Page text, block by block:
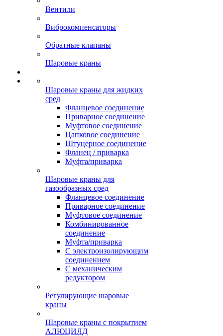
Вентили
Виброкомпенсаторы
Обратные клапаны
Шаровые краны
Шаровые краны для жидких
сред
Фланцевое соединение
Приварное соединение
Муфтовое соединение
Цапковое соединение
Штуцерное соединение
Фланец / приварка
Муфта/приварка
Шаровые краны для
газообразных сред
Фланцевое соединение
Приварное соединение
Муфтовое соединение
Комбинированное
соединение
Муфта/приварка
С электроизолирующим
соединением
С механическим
редуктором
Регулирующие шаровые
краны
Шаровые краны с покрытием
АЛЮЦИЛД